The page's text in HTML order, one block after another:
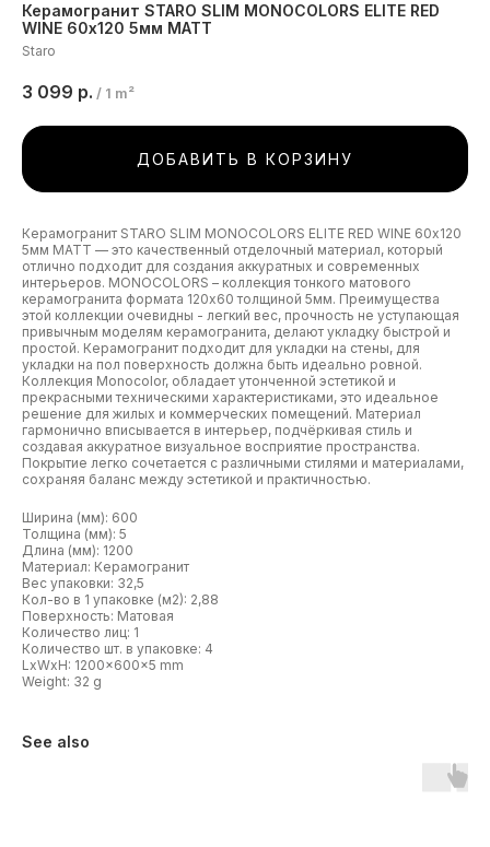
Керамогранит STARO SLIM MONOCOLORS ELITE RED
WINE 60х120 5мм MATT
Staro
3 099 р. / 1 m²
ДОБАВИТЬ В КОРЗИНУ
Керамогранит STARO SLIM MONOCOLORS ELITE RED WINE 60х120
5мм MATT — это качественный отделочный материал, который
отлично подходит для создания аккуратных и современных
интерьеров. MONOCOLORS – коллекция тонкого матового
керамогранита формата 120х60 толщиной 5мм. Преимущества
этой коллекции очевидны - легкий вес, прочность не уступающая
привычным моделям керамогранита, делают укладку быстрой и
простой. Керамогранит подходит для укладки на стены, для
укладки на пол поверхность должна быть идеально ровной.
Коллекция Monocolor, обладает утонченной эстетикой и
прекрасными техническими характеристиками, это идеальное
решение для жилых и коммерческих помещений. Материал
гармонично вписывается в интерьер, подчёркивая стиль и
создавая аккуратное визуальное восприятие пространства.
Покрытие легко сочетается с различными стилями и материалами,
сохраняя баланс между эстетикой и практичностью.
Ширина (мм): 600
Толщина (мм): 5
Длина (мм): 1200
Материал: Керамогранит
Вес упаковки: 32,5
Кол-во в 1 упаковке (м2): 2,88
Поверхность: Матовая
Количество лиц: 1
Количество шт. в упаковке: 4
LxWxH: 1200x600x5 mm
Weight: 32 g
See also